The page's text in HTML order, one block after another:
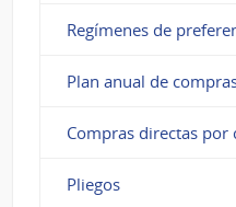
Regímenes de
Plan anual de
Compras directas por
Pliegos